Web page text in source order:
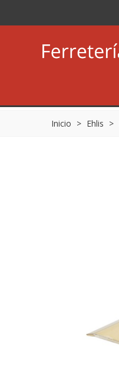
Inicio > Ehlis >